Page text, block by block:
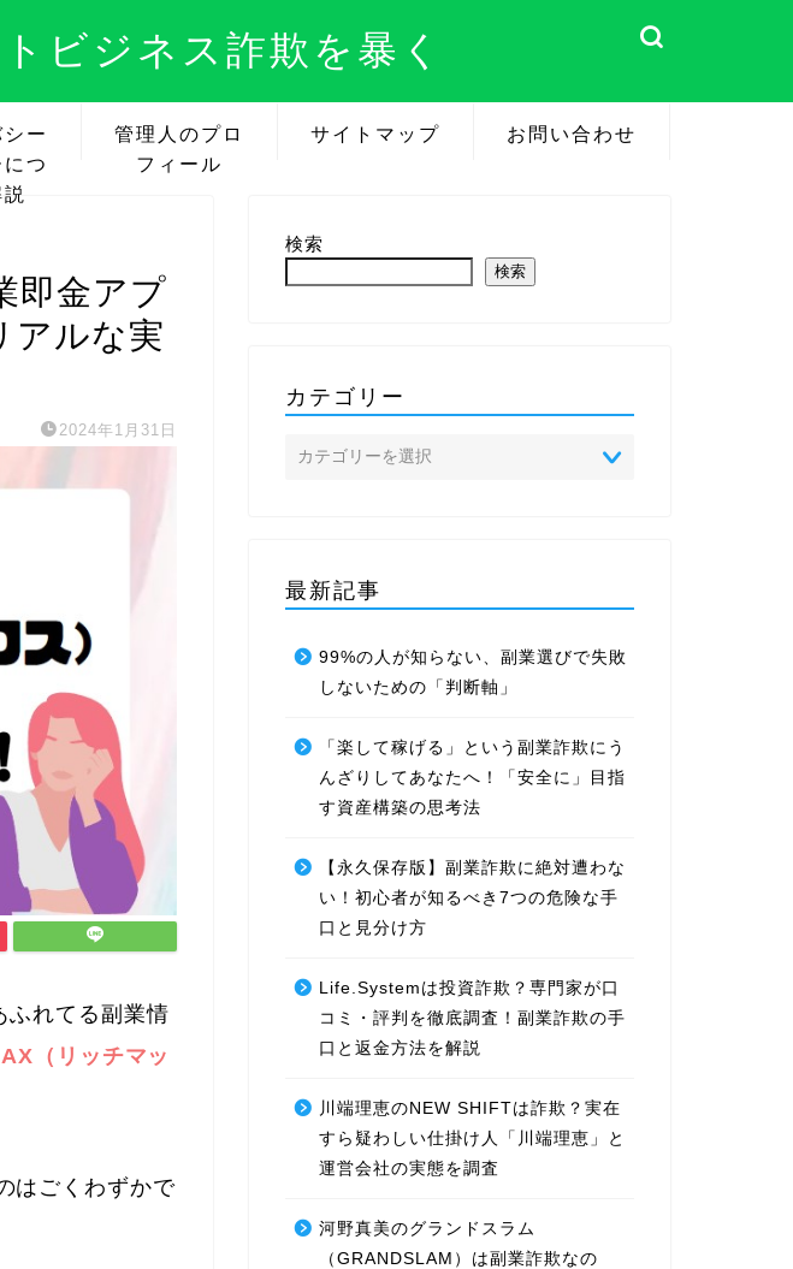
ビジネス詐欺を暴く
ー
つ
管理人のプロ
フィール
サイトマップ お問い合わせ
即金アプ
アルな実
2024年1月31日
ふれてる副業情
（リッチマッ
はごくわずかで
検索
検索
カテゴリー
最新記事
99%の人が知らない、副業選びで失敗
しないための「判断軸」
「楽して稼げる」という副業詐欺にう
んざりしてあなたへ！「安全に」目指
す資産構築の思考法
【永久保存版】副業詐欺に絶対遭わな
い！初心者が知るべき7つの危険な手
口と見分け方
Life.Systemは投資詐欺？専門家が口
コミ・評判を徹底調査！副業詐欺の手
口と返金方法を解説
川端理恵のNEW SHIFTは詐欺？実在
すら疑わしい仕掛け人「川端理恵」と
運営会社の実態を調査
河野真美のグランドスラム
（GRANDSLAM）は副業詐欺なの